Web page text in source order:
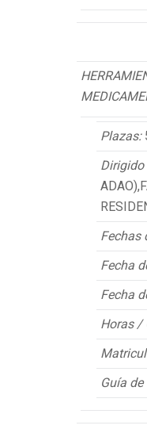
Plazas:
Dirigido
Fechas
Fecha
Fecha
Horas /
Guía